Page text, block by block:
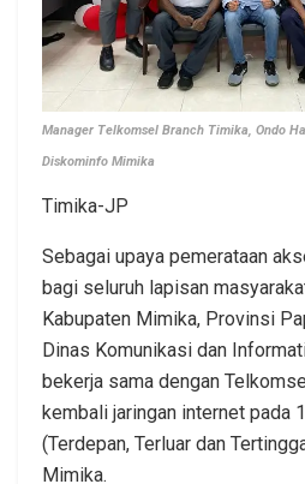
Manager Telkomsel Branch Timika, Ondo
Diskominfo Mimika
Timika-JP
Sebagai upaya pemerataan
bagi seluruh lapisan
Kabupaten Mimika, Provinsi
Dinas Komunikasi dan
bekerja sama dengan
kembali jaringan internet pada
(Terdepan, Terluar dan
Mimika.